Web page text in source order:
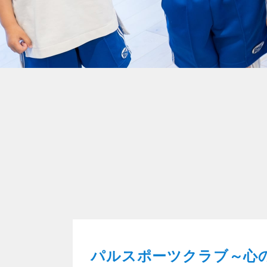
パルスポーツクラブ～心